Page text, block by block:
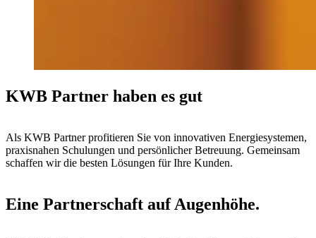
KWB Partner haben es gut
Als KWB Partner profitieren Sie von innovativen Energiesystemen,
praxisnahen Schulungen und persönlicher Betreuung. Gemeinsam
schaffen wir die besten Lösungen für Ihre Kunden.
Eine Partnerschaft auf Augenhöhe.